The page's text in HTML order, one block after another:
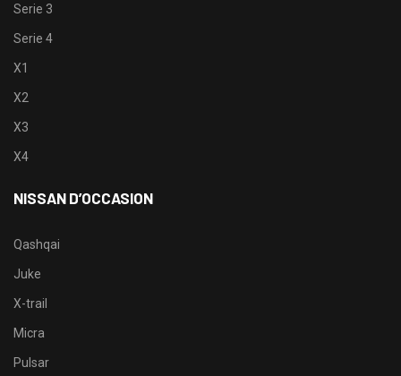
Serie 3
Serie 4
X1
X2
X3
X4
NISSAN D’OCCASION
Qashqai
Juke
X-trail
Micra
Pulsar